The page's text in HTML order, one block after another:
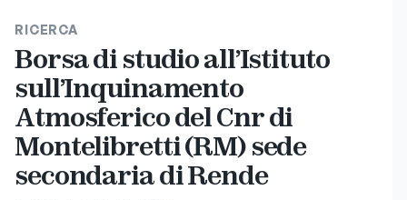
RICERCA
Borsa di studio all’Istituto
sull’Inquinamento
Atmosferico del Cnr di
Montelibretti (RM) sede
secondaria di Rende